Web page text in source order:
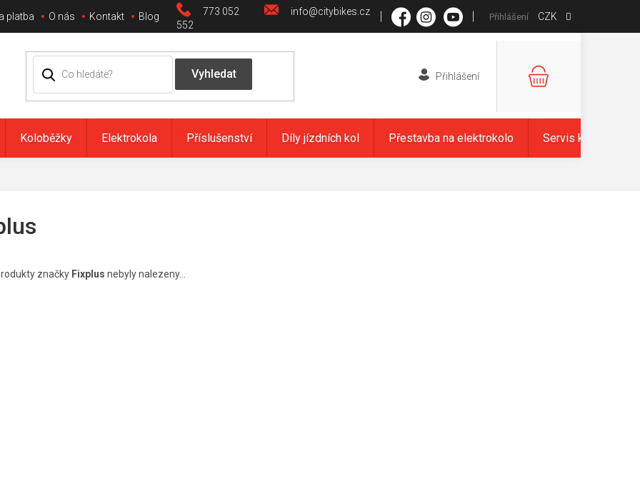
773 052
552
info@citybikes.cz
platba O nás Kontakt Blog CZK
Přihlášení
NÁKUPNÍ
Koloběžky Elektrokola Příslušenství Díly jízdních kol Přestavba na elektrokolo Servis kol
značky Fixplus nebyly nalezeny...